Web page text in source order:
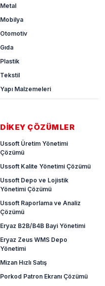
Metal
Mobilya
Otomotiv
Gıda
Plastik
Tekstil
Yapı Malzemeleri
DİKEY ÇÖZÜMLER
Ussoft Üretim Yönetimi
Çözümü
Ussoft Kalite Yönetimi Çözümü
Ussoft Depo ve Lojistik
Yönetimi Çözümü
Ussoft Raporlama ve Analiz
Çözümü
Eryaz B2B/B4B Bayi Yönetimi
Eryaz Zeus WMS Depo
Yönetimi
Mizan Hızlı Satış
Porkod Patron Ekranı Çözümü